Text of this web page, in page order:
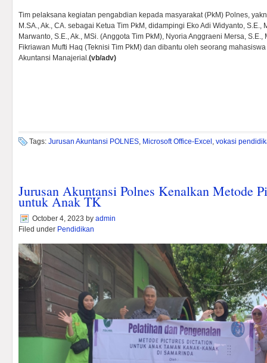
Tim pelaksana kegiatan pengabdian kepada masyarakat (PkM) Polnes,
M.SA., Ak., CA. sebagai Ketua Tim PkM, didampingi Eko Adi Widyanto, S.E.,
Marwanto, S.E., Ak., MSi. (Anggota Tim PkM), Nyoria Anggraeni Mersa, S.E.,
Fikriawan Mufti Haq (Teknisi Tim PkM) dan dibantu oleh seorang
Akuntansi Manajerial.(vb/adv)
Tags: Jurusan Akuntansi POLNES, Microsoft Office-Excel , vokasi
Jurusan Akuntansi Polnes Kenalkan Metode
untuk Anak TK
October 4, 2023 by admin
Filed under Pendidikan